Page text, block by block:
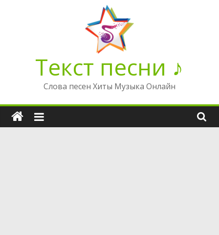
Текст песни ♪
Слова песен Хиты Музыка Онлайн